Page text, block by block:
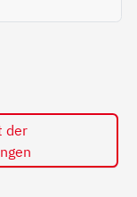
der